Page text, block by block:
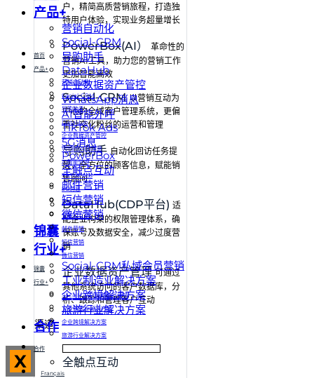
户，精简高质营销旅程，打造独
特用户体验，实现业务超量增长
PowerBox(AI）
革命性的
营销AI工具，助力您的营销工作
更加智能高效
Social-CRM 以营销互动为
中心的全域客户管理系统，更偏
重社交化粉丝的运营和管理
导购助手 ⾃动化回访任务提
醒，全⽅位的顾客信息，赋能销
售顾问
DataHub(CDP平台) 适
配企业构架的权限管理体系，确
保账号及数据安全，减少过度营
销
企业数据资产管理 可通过
其他系统访问的客户数据库，分
析、跟踪和管理客户互动
渠道
全触点互动
产品+
营销自动化
Social-CRM
导购助手
DataHub
企业数据资产管控
WhatsApp消息
AI智能外呼
TikTok Ads
5G消息
PowerBox
全触点互动
邮件营销
短信营销
微信营销
锦囊
行业+
Social-CRM私域会员营销
工业制造业解决方案
企业跨境解决方案
旅游行业解决方案
合作
X
首页
产品+
营销自动化
Social-CRM
导购助手
DataHub
企业数据资产管控
WhatsApp消息
AI智能外呼
TikTok Ads
5G消息
PowerBox
全触点互动
邮件营销
短信营销
微信营销
锦囊
行业+
Social-CRM私域会员营销
工业制造业解决方案
企业跨境解决方案
旅游行业解决方案
合作
Français